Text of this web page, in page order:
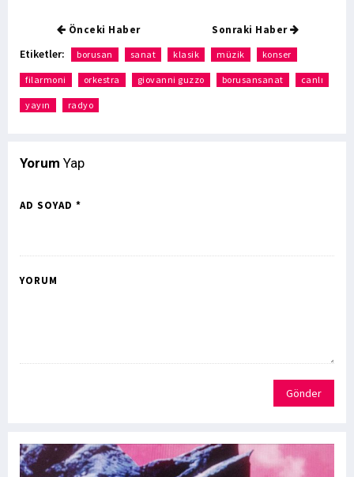
Önceki Haber Sonraki Haber
Etiketler: borusan sanat klasik müzik konser
filarmoni orkestra giovanni guzzo borusansanat canlı
yayın radyo
Yorum Yap
AD SOYAD *
YORUM
Gönder